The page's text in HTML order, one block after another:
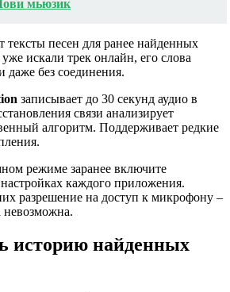
мьюзик
тексты песен для ранее найденных
искали трек онлайн, его слова
даже без соединения.
записывает до 30 секунд аудио в
связи анализирует
алгоритм. Поддерживает редкие
режиме заранее включите
каждого приложения.
разрешение на доступ к микрофону –
невозможна.
историю найденных